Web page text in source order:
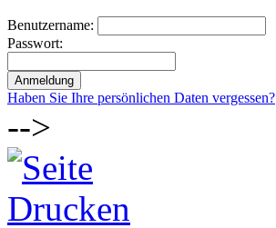
Benutzername:
Passwort:
Haben Sie Ihre persönlichen Daten vergessen?
-->